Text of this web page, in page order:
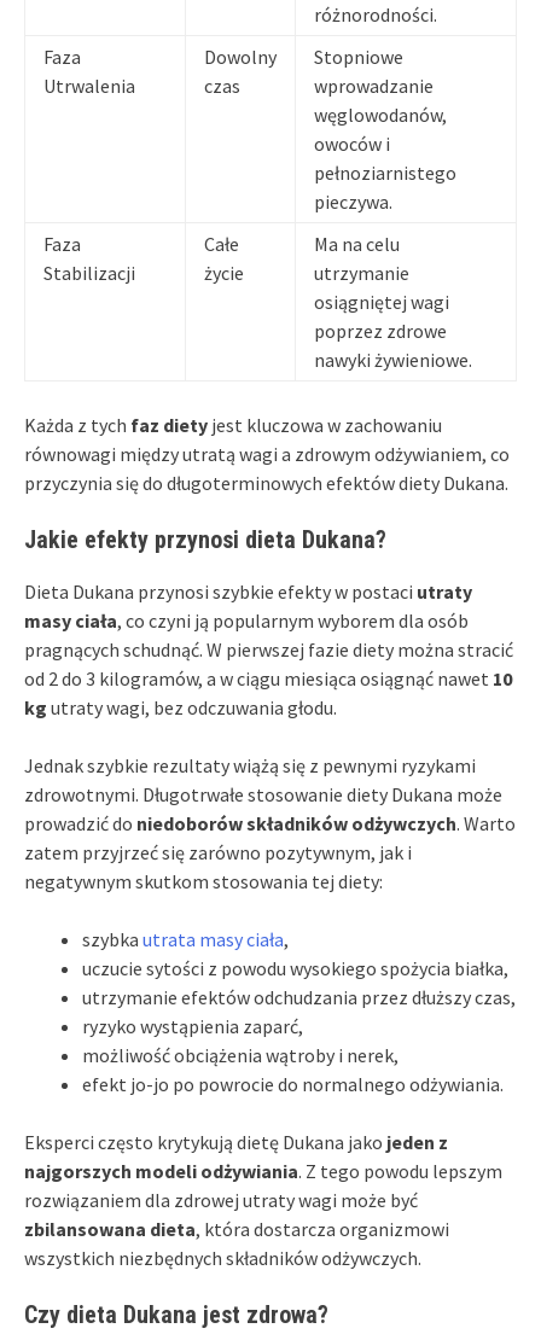
różnorodności.
Faza
Utrwalenia
Dowolny
czas
Stopniowe
wprowadzanie
węglowodanów,
owoców i
pełnoziarnistego
pieczywa.
Faza
Stabilizacji
Całe
życie
Ma na celu
utrzymanie
osiągniętej wagi
poprzez zdrowe
nawyki żywieniowe.
Każda z tych faz diety jest kluczowa w zachowaniu
równowagi między utratą wagi a zdrowym odżywianiem, co
przyczynia się do długoterminowych efektów diety Dukana.
Jakie efekty przynosi dieta Dukana?
Dieta Dukana przynosi szybkie efekty w postaci utraty
masy ciała, co czyni ją popularnym wyborem dla osób
pragnących schudnąć. W pierwszej fazie diety można stracić
od 2 do 3 kilogramów, a w ciągu miesiąca osiągnąć nawet 10
kg utraty wagi, bez odczuwania głodu.
Jednak szybkie rezultaty wiążą się z pewnymi ryzykami
zdrowotnymi. Długotrwałe stosowanie diety Dukana może
prowadzić do niedoborów składników odżywczych. Warto
zatem przyjrzeć się zarówno pozytywnym, jak i
negatywnym skutkom stosowania tej diety:
szybka utrata masy ciała,
uczucie sytości z powodu wysokiego spożycia białka,
utrzymanie efektów odchudzania przez dłuższy czas,
ryzyko wystąpienia zaparć,
możliwość obciążenia wątroby i nerek,
efekt jo-jo po powrocie do normalnego odżywiania.
Eksperci często krytykują dietę Dukana jako jeden z
najgorszych modeli odżywiania. Z tego powodu lepszym
rozwiązaniem dla zdrowej utraty wagi może być
zbilansowana dieta, która dostarcza organizmowi
wszystkich niezbędnych składników odżywczych.
Czy dieta Dukana jest zdrowa?